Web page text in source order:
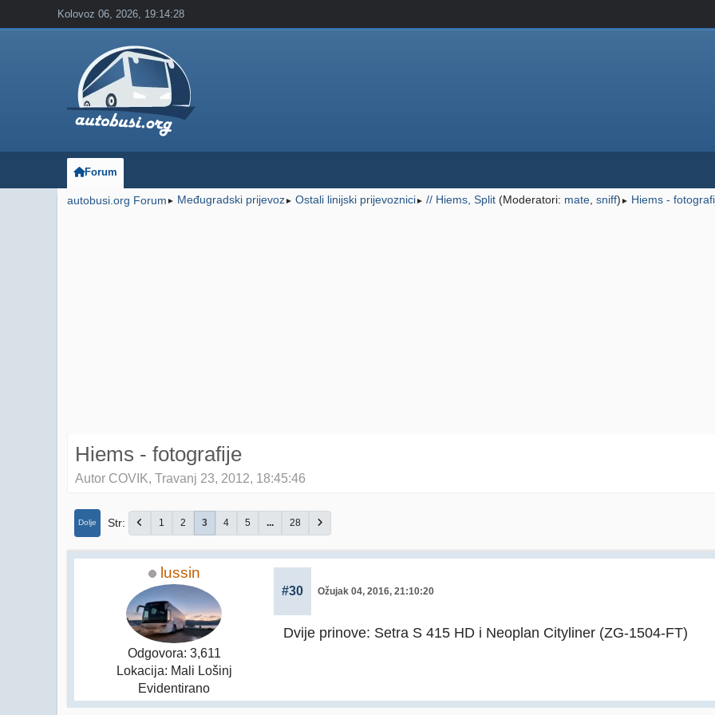
Kolovoz 06, 2026, 19:14:28
Forum
autobusi.org Forum ► Međugradski prijevoz► Ostali linijski prijevoznici► // Hiems, Split (Moderatori: mate sniff) ► Hiems -
Hiems - fotografije
Autor COVIK, Travanj 23, 2012, 18:45:46
Dolje Str 1 2 3 4 5 ... 28
lussin
Odgovora: 3,611
Lokacija: Mali Lošinj
Evidentirano
#30 Ožujak 04, 2016, 21:10:20
Dvije prinove: Setra S 415 HD i Neoplan Cityliner (ZG-1504-FT)